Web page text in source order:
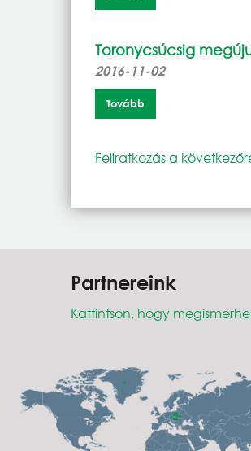
Toronycsúcsig
2016-11-02
Tovább
Feliratkozás a
Partnereink
Kattintson, hogy